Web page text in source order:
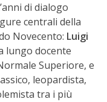
di dialogo
centrali della
Novecento: Luigi
lungo docente
Superiore, e
leopardista,
tra i più